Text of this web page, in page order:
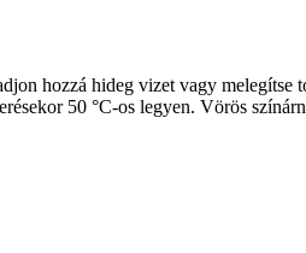
hozzá hideg vizet vagy
50 °C-os legyen. Vörös